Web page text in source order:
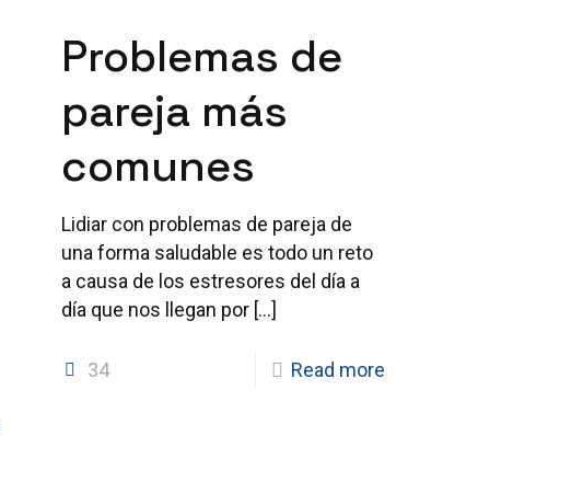
Problemas de
pareja más
comunes
Lidiar con problemas de pareja de
una forma saludable es todo un reto
a causa de los estresores del día a
día que nos llegan por […]
34 Read more